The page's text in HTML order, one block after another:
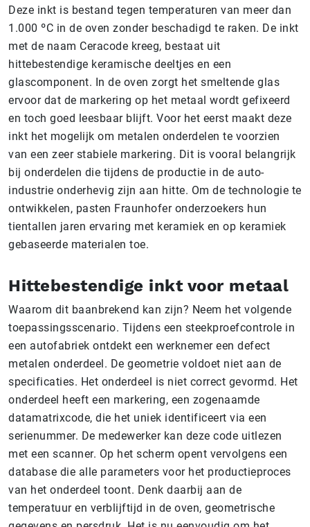
Deze inkt is bestand tegen temperaturen van meer dan
1.000 ºC in de oven zonder beschadigd te raken. De inkt
met de naam Ceracode kreeg, bestaat uit
hittebestendige keramische deeltjes en een
glascomponent. In de oven zorgt het smeltende glas
ervoor dat de markering op het metaal wordt gefixeerd
en toch goed leesbaar blijft. Voor het eerst maakt deze
inkt het mogelijk om metalen onderdelen te voorzien
van een zeer stabiele markering. Dit is vooral belangrijk
bij onderdelen die tijdens de productie in de auto-
industrie onderhevig zijn aan hitte. Om de technologie te
ontwikkelen, pasten Fraunhofer onderzoekers hun
tientallen jaren ervaring met keramiek en op keramiek
gebaseerde materialen toe.
Hittebestendige inkt voor metaal
Waarom dit baanbrekend kan zijn? Neem het volgende
toepassingsscenario. Tijdens een steekproefcontrole in
een autofabriek ontdekt een werknemer een defect
metalen onderdeel. De geometrie voldoet niet aan de
specificaties. Het onderdeel is niet correct gevormd. Het
onderdeel heeft een markering, een zogenaamde
datamatrixcode, die het uniek identificeert via een
serienummer. De medewerker kan deze code uitlezen
met een scanner. Op het scherm opent vervolgens een
database die alle parameters voor het productieproces
van het onderdeel toont. Denk daarbij aan de
temperatuur en verblijftijd in de oven, geometrische